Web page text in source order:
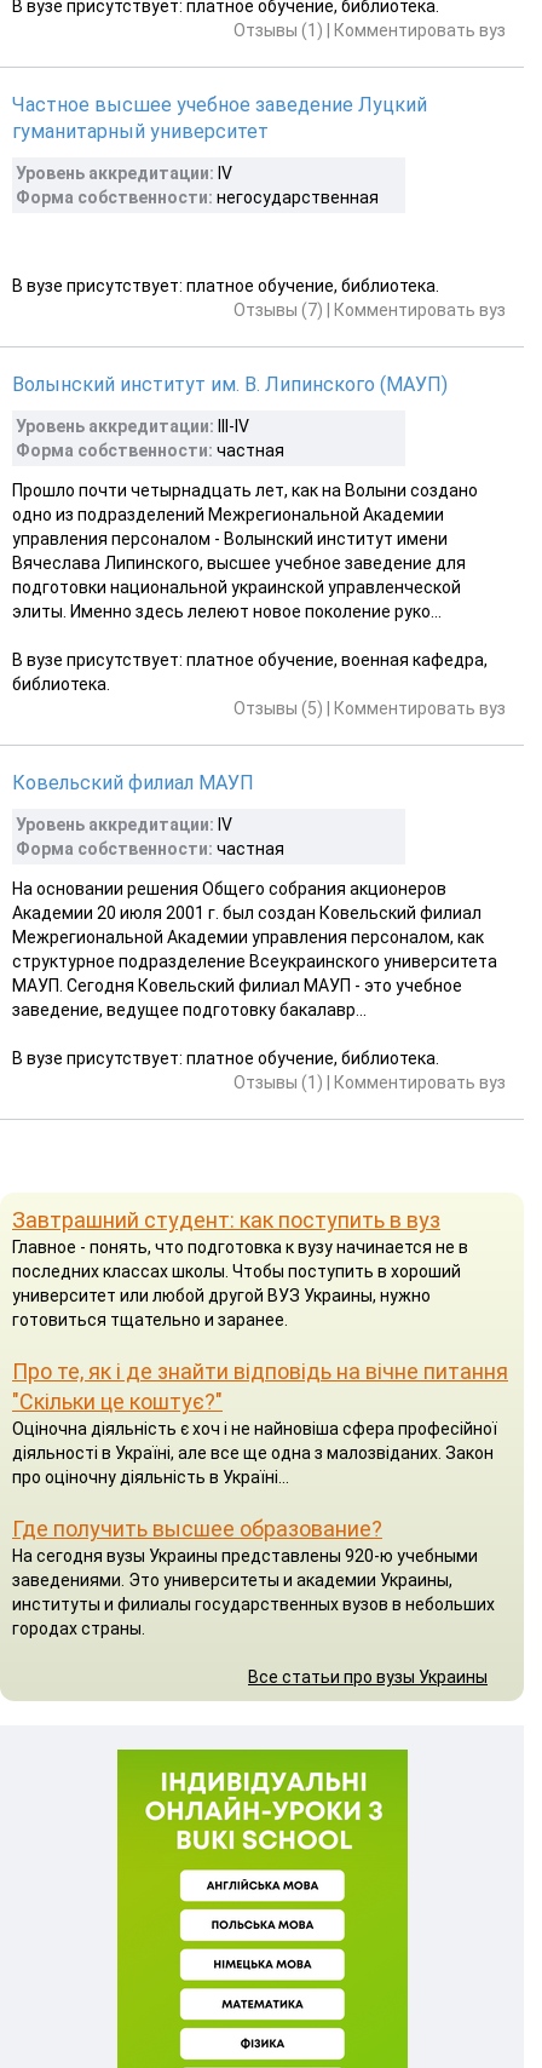
В вузе присутствует: платное обучение, библиотека.
Отзывы (1)
Комментировать вуз
Частное высшее учебное заведение Луцкий
гуманитарный университет
Уровень аккредитации: IV
Форма собственности: негосударственная
В вузе присутствует: платное обучение, библиотека.
Отзывы (7)
Комментировать вуз
Волынский институт им. В. Липинского (МАУП)
Уровень аккредитации: III-ІV
Форма собственности: частная
Прошло почти четырнадцать лет, как на Волыни создано
одно из подразделений Межрегиональной Академии
управления персоналом - Волынский институт имени
Вячеслава Липинского, высшее учебное заведение для
подготовки национальной украинской управленческой
элиты. Именно здесь лелеют новое поколение руко...
В вузе присутствует: платное обучение, военная кафедра,
библиотека.
Отзывы (5)
Комментировать вуз
Ковельский филиал МАУП
Уровень аккредитации: IV
Форма собственности: частная
На основании решения Общего собрания акционеров
Академии 20 июля 2001 г. был создан Ковельский филиал
Межрегиональной Академии управления персоналом, как
структурное подразделение Всеукраинского университета
МАУП. Сегодня Ковельский филиал МАУП - это учебное
заведение, ведущее подготовку бакалавр...
В вузе присутствует: платное обучение, библиотека.
Отзывы (1)
Комментировать вуз
Завтрашний студент: как поступить в вуз
Главное - понять, что подготовка к вузу начинается не в
последних классах школы. Чтобы поступить в хороший
университет или любой другой ВУЗ Украины, нужно
готовиться тщательно и заранее.
Про те, як і де знайти відповідь на вічне питання
"Скільки це коштує?"
Оціночна діяльність є хоч і не найновіша сфера професійної
діяльності в Україні, але все ще одна з малозвіданих. Закон
про оціночну діяльність в Україні...
Где получить высшее образование?
На сегодня вузы Украины представлены 920-ю учебными
заведениями. Это университеты и академии Украины,
институты и филиалы государственных вузов в небольших
городах страны.
Все статьи про вузы Украины